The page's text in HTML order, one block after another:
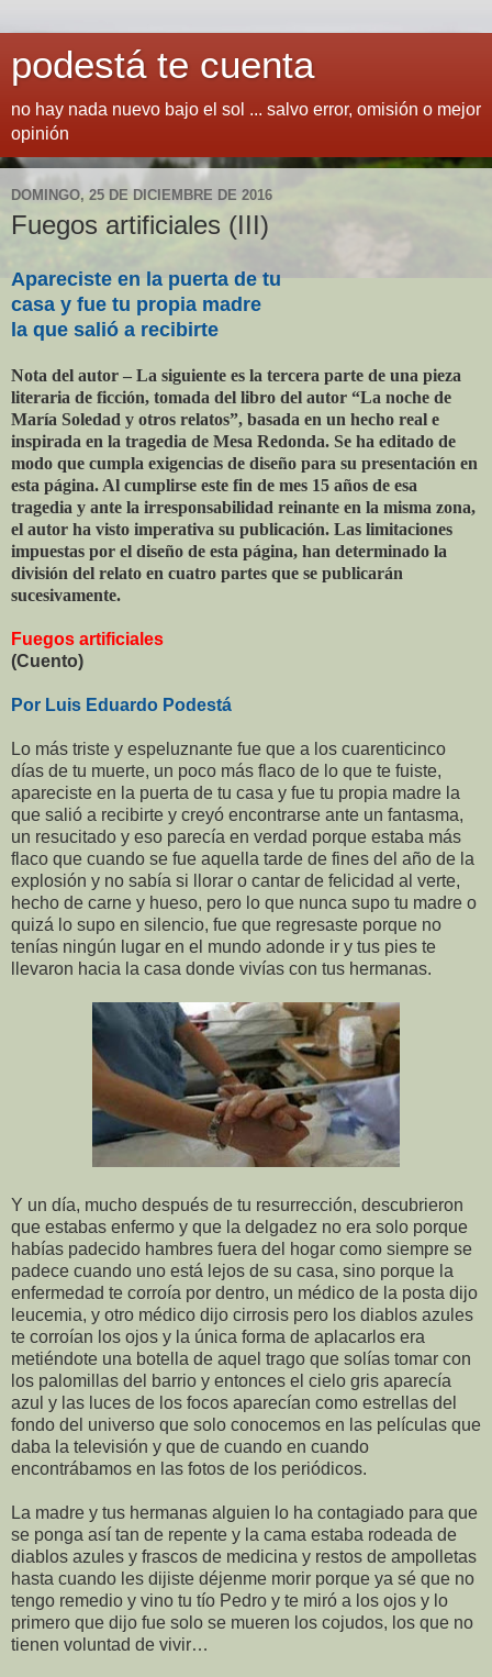
podestá te cuenta
no hay nada nuevo bajo el sol ... salvo error, omisión o mejor
opinión
DOMINGO, 25 DE DICIEMBRE DE 2016
Fuegos artificiales (III)
Apareciste en la puerta de tu
casa y fue tu propia madre
la que salió a recibirte
Nota del autor – La siguiente es la tercera parte de una pieza
literaria de ficción, tomada del libro del autor “La noche de
María Soledad y otros relatos”, basada en un hecho real e
inspirada en la tragedia de Mesa Redonda. Se ha editado de
modo que cumpla exigencias de diseño para su presentación en
esta página. Al cumplirse este fin de mes 15 años de esa
tragedia y ante la irresponsabilidad reinante en la misma zona,
el autor ha visto imperativa su publicación. Las limitaciones
impuestas por el diseño de esta página, han determinado la
división del relato en cuatro partes que se publicarán
sucesivamente.
Fuegos artificiales
(Cuento)
Por Luis Eduardo Podestá
Lo más triste y espeluznante fue que a los cuarenticinco
días de tu muerte, un poco más flaco de lo que te fuiste,
apareciste en la puerta de tu casa y fue tu propia madre la
que salió a recibirte y creyó encontrarse ante un fantasma,
un resucitado y eso parecía en verdad porque estaba más
flaco que cuando se fue aquella tarde de fines del año de la
explosión y no sabía si llorar o cantar de felicidad al verte,
hecho de carne y hueso, pero lo que nunca supo tu madre o
quizá lo supo en silencio, fue que regresaste porque no
tenías ningún lugar en el mundo adonde ir y tus pies te
llevaron hacia la casa donde vivías con tus hermanas.
Y un día, mucho después de tu resurrección, descubrieron
que estabas enfermo y que la delgadez no era solo porque
habías padecido hambres fuera del hogar como siempre se
padece cuando uno está lejos de su casa, sino porque la
enfermedad te corroía por dentro, un médico de la posta dijo
leucemia, y otro médico dijo cirrosis pero los diablos azules
te corroían los ojos y la única forma de aplacarlos era
metiéndote una botella de aquel trago que solías tomar con
los palomillas del barrio y entonces el cielo gris aparecía
azul y las luces de los focos aparecían como estrellas del
fondo del universo que solo conocemos en las películas que
daba la televisión y que de cuando en cuando
encontrábamos en las fotos de los periódicos.
La madre y tus hermanas alguien lo ha contagiado para que
se ponga así tan de repente y la cama estaba rodeada de
diablos azules y frascos de medicina y restos de ampolletas
hasta cuando les dijiste déjenme morir porque ya sé que no
tengo remedio y vino tu tío Pedro y te miró a los ojos y lo
primero que dijo fue solo se mueren los cojudos, los que no
tienen voluntad de vivir…